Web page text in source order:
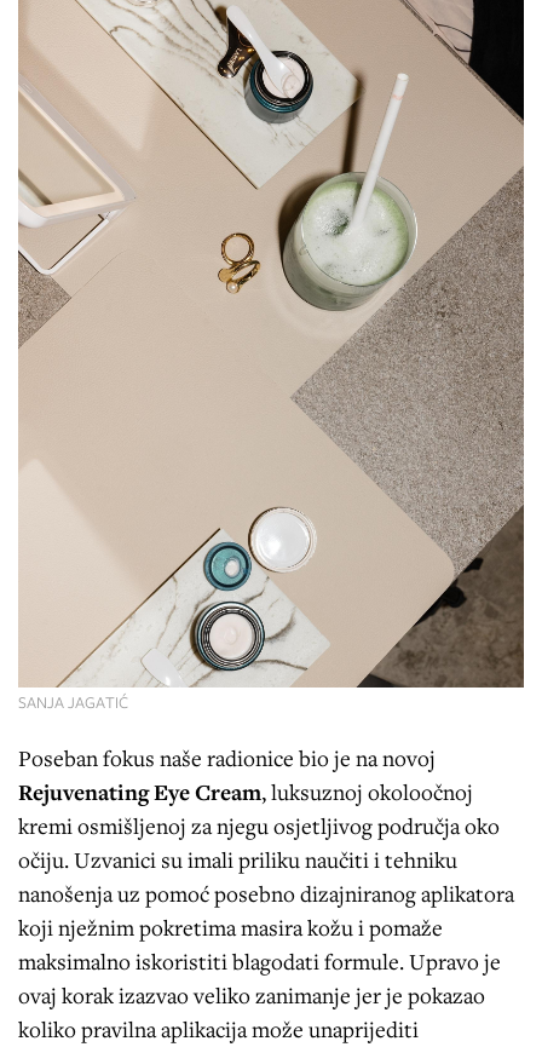
SANJA JAGATIĆ
Poseban fokus naše radionice bio je na novoj
Rejuvenating Eye Cream, luksuznoj okoloočnoj
kremi osmišljenoj za njegu osjetljivog područja oko
očiju. Uzvanici su imali priliku naučiti i tehniku
nanošenja uz pomoć posebno dizajniranog aplikatora
koji nježnim pokretima masira kožu i pomaže
maksimalno iskoristiti blagodati formule. Upravo je
ovaj korak izazvao veliko zanimanje jer je pokazao
koliko pravilna aplikacija može unaprijediti